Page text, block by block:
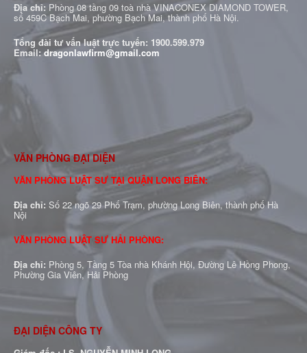
Địa chỉ: Phòng 08 tầng 09 toà nhà VINACONEX DIAMOND TOWER,
số 459C Bạch Mai, phường Bạch Mai, thành phố Hà Nội.
Tổng đài tư vấn luật trực tuyến: 1900.599.979
Email:dragonlawfirm@gmail.com
VĂN PHÒNG ĐẠI DIỆN
VĂN PHÒNG LUẬT SƯ TẠI QUẬN LONG BIÊN:
Địa chỉ: Số 22 ngõ 29 Phố Trạm, phường Long Biên, thành phố Hà
Nội
VĂN PHÒNG LUẬT SƯ HẢI PHÒNG:
Địa chỉ: Phòng 5, Tầng 5 Tòa nhà Khánh Hội, Đường Lê Hồng Phong,
Phường Gia Viên, Hải Phòng
ĐẠI DIỆN CÔNG TY